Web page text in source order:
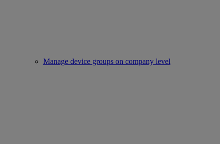
Manage device groups on company level